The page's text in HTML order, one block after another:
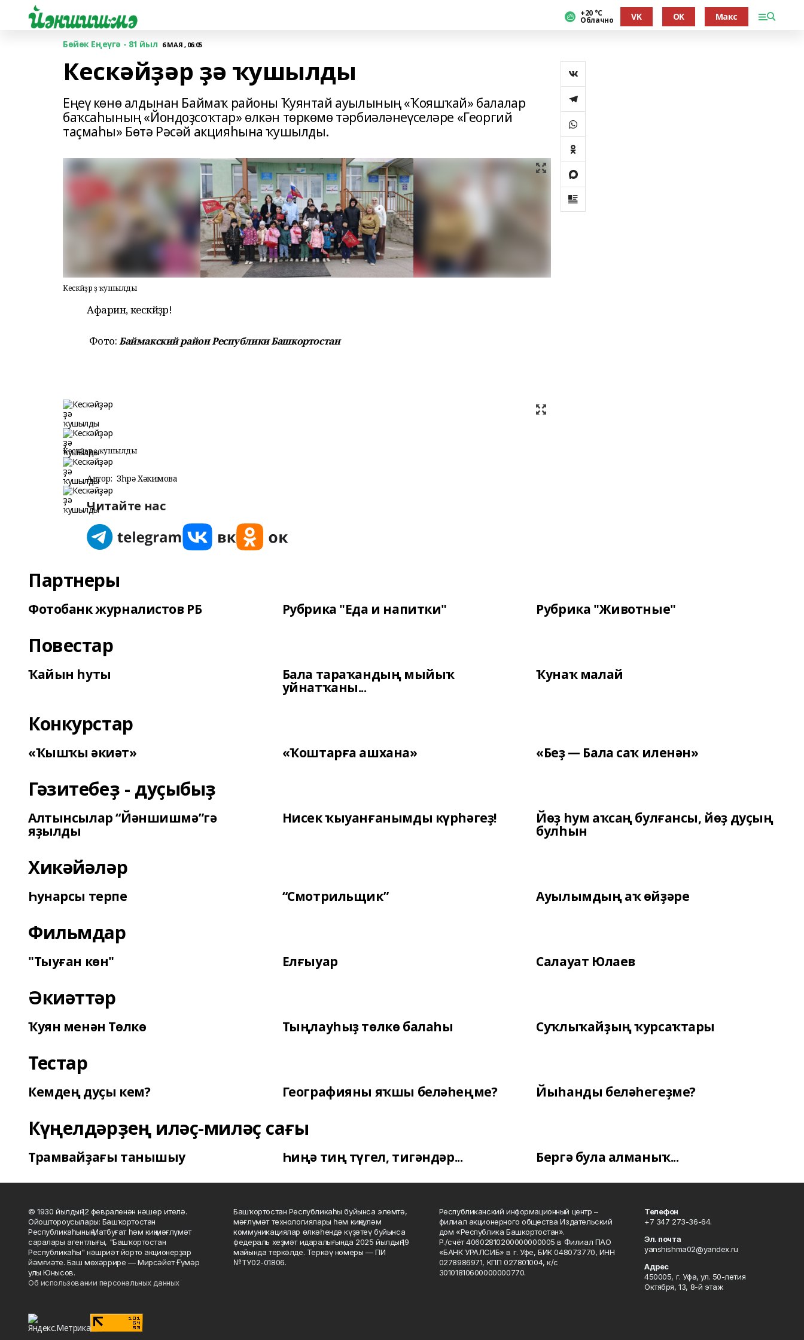
+20 °С
Облачно VK OK Макс
Бөйөк Еңеүгә - 81 йыл 6 МАЯ , 06:05
Кескәйҙәр ҙә ҡушылды
Еңеү көнө алдынан Баймаҡ районы Ҡуянтай ауылының «Ҡояшҡай» балалар
баҡсаһының «Йондоҙсоҡтар» өлкән төркөмө тәрбиәләнеүселәре «Георгий
таҫмаһы» Бөтә Рәсәй акцияһына ҡушылды.
Кескәйҙәр ҙә ҡушылды
Афарин, кескәйҙәр!
Фото:Баймакский район Республики Башкортостан
Кескәйҙәр ҙә ҡушылды
Автор: Зөһрә Хәкимова
Читайте нас
Партнеры
Фотобанк журналистов РБ Рубрика "Еда и напитки" Рубрика "Животные"
Повестар
Ҡайын һуты Бала тараҡандың мыйыҡ
уйнатҡаны...
Ҡунаҡ малай
Конкурстар
«Ҡышҡы әкиәт» «Ҡоштарға ашхана» «Беҙ — Бала саҡ иленән»
Гәзитебеҙ - дуҫыбыҙ
Алтынсылар “Йәншишмә”гә
яҙылды
Нисек ҡыуанғанымды күрһәгеҙ! Йөҙ һум аҡсаң булғансы, йөҙ дуҫың
булһын
Хикәйәләр
Һунарсы терпе “Смотрильщик” Ауылымдың аҡ өйҙәре
Фильмдар
"Тыуған көн" Елғыуар Салауат Юлаев
Әкиәттәр
Ҡуян менән Төлкө Тыңлауһыҙ төлкө балаһы Суҡлыҡайҙың ҡурсаҡтары
Тестар
Кемдең дуҫы кем? Географияны яҡшы беләһеңме? Йыһанды беләһегеҙме?
Күңелдәрҙең иләҫ-миләҫ сағы
Трамвайҙағы танышыу Һиңә тиң түгел, тигәндәр... Бергә була алманыҡ...
© 1930 йылдың 12 февраленән нәшер ителә.
Ойоштороусылары: Башҡортостан
Республикаһының Матбуғат һәм киң мәғлүмәт
саралары агентлығы, "Башҡортостан
Республикаһы" нәшриәт йорто акционерҙар
йәмғиәте. Баш мөхәррире — Мирсәйет Ғүмәр
улы Юнысов.
Об использовании персональных данных
Башҡортостан Республикаһы буйынса элемтә,
мәғлүмәт технологиялары һәм киңкүләм
коммуникациялар өлкәһендә күҙәтеү буйынса
федераль хеҙмәт идаралығында 2025 йылдың 19
майында теркәлде. Теркәү номеры — ПИ
№ТУ02-01806.
Республиканский информационный центр –
филиал акционерного общества Издательский
дом «Республика Башкортостан».
Р./счёт 40602810200000000005 в Филиал ПАО
«БАНК УРАЛСИБ» в г. Уфе, БИК 048073770, ИНН
0278986971, КПП 027801004, к/с
30101810600000000770.
Телефон
+7 347 273-36-64.
Эл. почта
yanshishma02@yandex.ru
Адрес
450005, г. Уфа, ул. 50-летия
Октября, 13, 8-й этаж